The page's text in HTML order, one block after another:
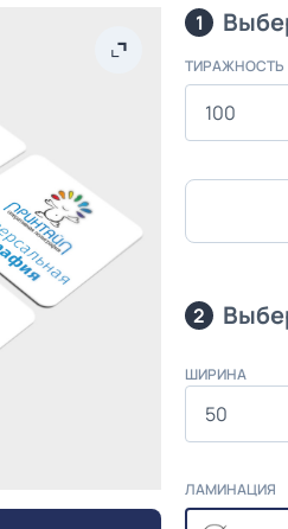
1
ТИРАЖНОСТЬ
2
ШИРИНА
ЛАМИНАЦИЯ